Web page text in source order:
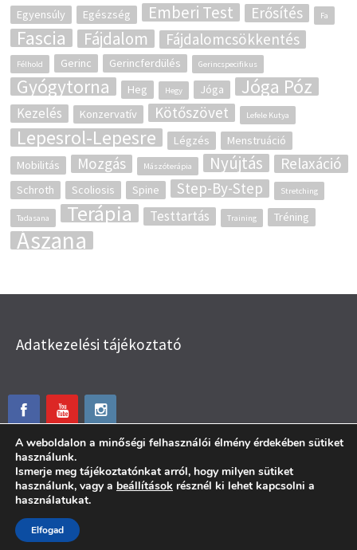
Egyensúly Egészség Emberi Test Erősítés Fa
Fascia Fájdalom Fájdalomcsökkentés
Félhold Gerinc Gerincferdülés Gerincspecifikus
Gyógytorna Heg Hegy Jóga Jóga Póz
Kezelés Konzervatív Kötőszövet Lefele Kutya
Lepesrol-Lepesre Légzés
Menstruáció
Mobilitás
Mozgás Mászóterápia Nyújtás Relaxáció
Schroth Scoliosis Spine Step-By-Step Stretching
Tadasana Terápia Testtartás Training Tréning
Ászana
Adatkezelési tájékoztató
A weboldalon a minőségi felhasználói élmény érdekében sütiket
használunk.
Ismerje meg tájékoztatónkat arról, hogy milyen sütiket
használunk, vagy a beállítások résznél ki lehet kapcsolni a
használatukat.
Elfogad